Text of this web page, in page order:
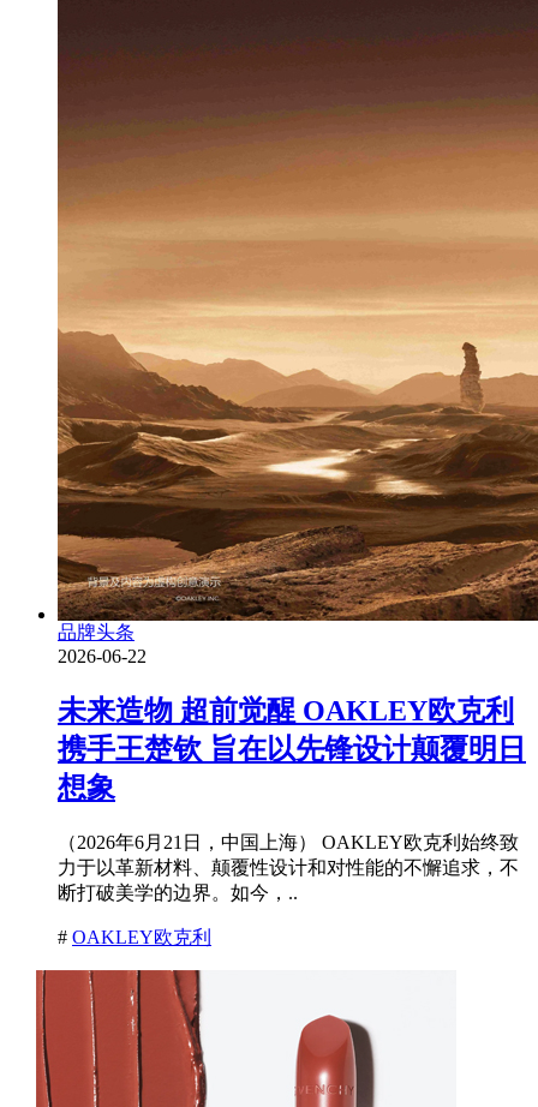
品牌头条
2026-06-22
未来造物 超前觉醒 OAKLEY欧克利
携手王楚钦 旨在以先锋设计颠覆明日
想象
（2026年6月21日，中国上海） OAKLEY欧克利始终致
力于以革新材料、颠覆性设计和对性能的不懈追求，不
断打破美学的边界。如今，..
# OAKLEY欧克利